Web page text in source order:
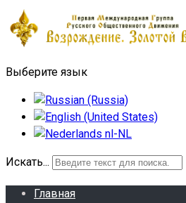
Выберите язык
Искать...
Главная